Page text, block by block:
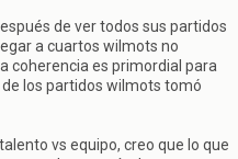
de ver todos sus partidos
a cuartos wilmots no
coherencia es primordial para
los partidos wilmots tomó
vs equipo, creo que lo que